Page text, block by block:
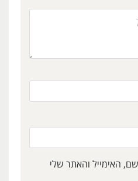
האימייל והאתר שלי